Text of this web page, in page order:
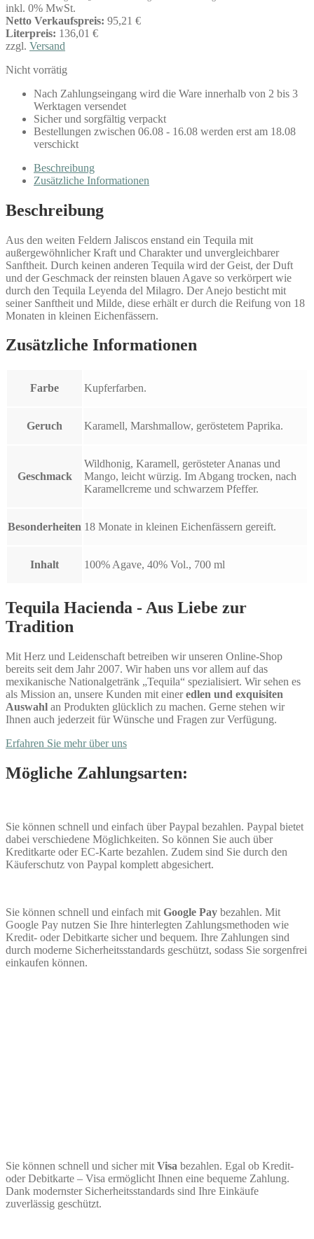
inkl. 0% MwSt.
Netto Verkaufspreis: 95,21 €
Literpreis: 136,01 €
zzgl. Versand
Nicht vorrätig
Nach Zahlungseingang wird die Ware innerhalb von 2 bis 3
Werktagen versendet
Sicher und sorgfältig verpackt
Bestellungen zwischen 06.08 - 16.08 werden erst am 18.08
verschickt
Beschreibung
Zusätzliche Informationen
Beschreibung
Aus den weiten Feldern Jaliscos enstand ein Tequila mit
außergewöhnlicher Kraft und Charakter und unvergleichbarer
Sanftheit. Durch keinen anderen Tequila wird der Geist, der Duft
und der Geschmack der reinsten blauen Agave so verkörpert wie
durch den Tequila Leyenda del Milagro. Der Anejo besticht mit
seiner Sanftheit und Milde, diese erhält er durch die Reifung von 18
Monaten in kleinen Eichenfässern.
Zusätzliche Informationen
Farbe Kupferfarben.
Geruch Karamell, Marshmallow, geröstetem Paprika.
Geschmack
Wildhonig, Karamell, gerösteter Ananas und
Mango, leicht würzig. Im Abgang trocken, nach
Karamellcreme und schwarzem Pfeffer.
Besonderheiten 18 Monate in kleinen Eichenfässern gereift.
Inhalt 100% Agave, 40% Vol., 700 ml
Tequila Hacienda - Aus Liebe zur
Tradition
Mit Herz und Leidenschaft betreiben wir unseren Online-Shop
bereits seit dem Jahr 2007. Wir haben uns vor allem auf das
mexikanische Nationalgetränk „Tequila“ spezialisiert. Wir sehen es
als Mission an, unsere Kunden mit eineredlen und exquisiten
Auswahl an Produkten glücklich zu machen. Gerne stehen wir
Ihnen auch jederzeit für Wünsche und Fragen zur Verfügung.
Erfahren Sie mehr über uns
Mögliche Zahlungsarten:
Sie können schnell und einfach über Paypal bezahlen. Paypal bietet
dabei verschiedene Möglichkeiten. So können Sie auch über
Kreditkarte oder EC-Karte bezahlen. Zudem sind Sie durch den
Käuferschutz von Paypal komplett abgesichert.
Sie können schnell und einfach mit Google Pay bezahlen. Mit
Google Pay nutzen Sie Ihre hinterlegten Zahlungsmethoden wie
Kredit- oder Debitkarte sicher und bequem. Ihre Zahlungen sind
durch moderne Sicherheitsstandards geschützt, sodass Sie sorgenfrei
einkaufen können.
Sie können schnell und sicher mit Visa bezahlen. Egal ob Kredit-
oder Debitkarte – Visa ermöglicht Ihnen eine bequeme Zahlung.
Dank modernster Sicherheitsstandards sind Ihre Einkäufe
zuverlässig geschützt.